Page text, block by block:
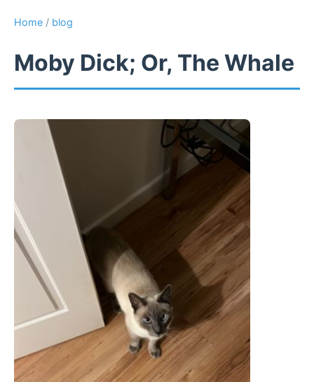
Home / blog
Moby Dick; Or, The Whale